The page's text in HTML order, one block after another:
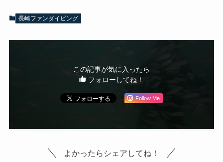
長崎ファンダイビング
この記事が気に入ったら
フォローしてね！
Follow Me
よかったらシェアしてね！